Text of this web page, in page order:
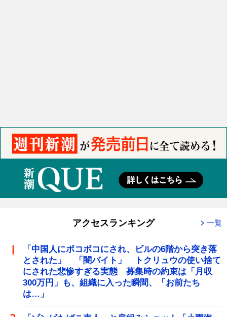
アクセスランキング 一覧
「中国人にボコボコにされ、ビルの6階から突き落
とされた」 「闇バイト」 トクリュウの使い捨て
にされた悲惨すぎる実態 募集時の約束は「月収
300万円」も、組織に入った瞬間、「お前たち
は…」